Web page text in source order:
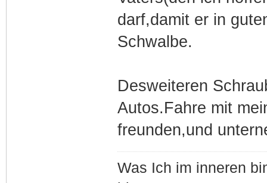
darf,damit er in
Schwalbe.
Desweiteren
Autos.Fahre mit
freunden,und
Was Ich im inneren